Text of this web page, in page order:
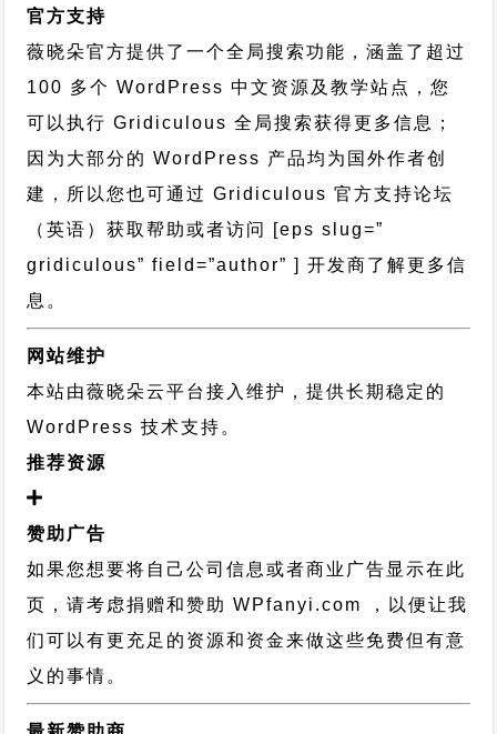
官方支持
薇晓朵官方提供了一个全局搜索功能，涵盖了超过
100 多个 WordPress 中文资源及教学站点，您
可以执行 Gridiculous 全局搜索获得更多信息；
因为大部分的 WordPress 产品均为国外作者创
建，所以您也可通过Gridiculous 官方支持论坛
（英语）获取帮助或者访问 [eps slug=”
gridiculous” field=”author” ] 开发商了解更多信
息。
网站维护
本站由薇晓朵云平台接入维护，提供长期稳定的
WordPress 技术支持 。
推荐资源
赞助广告
如果您想要将自己公司信息或者商业广告显示在此
页，请考虑捐赠和赞助 WPfanyi.com ，以便让我
们可以有更充足的资源和资金来做这些免费但有意
义的事情。